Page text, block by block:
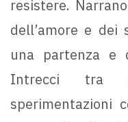
resistere.
dell’amore e
una partenza e
Intrecci tra
sperimentazioni